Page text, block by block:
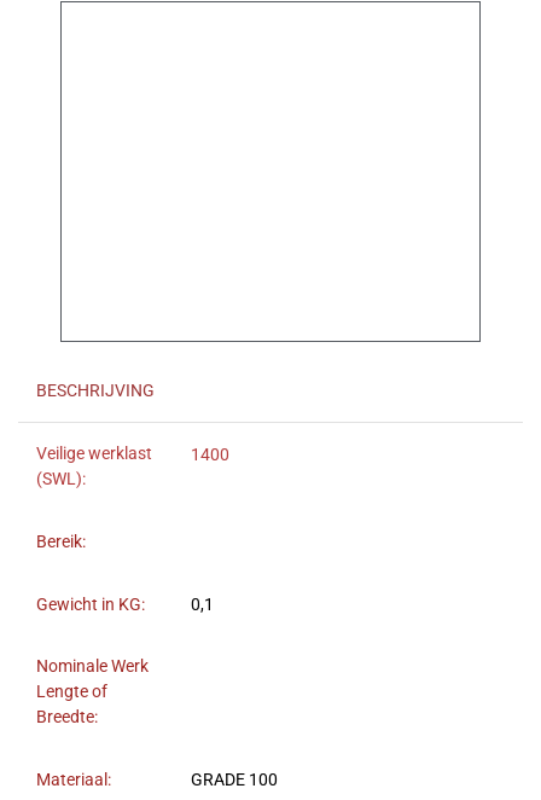
BESCHRIJVING
Veilige werklast
(SWL):
1400
Bereik:
Gewicht in KG: 0,1
Nominale Werk
Lengte of
Breedte:
Materiaal: GRADE 100